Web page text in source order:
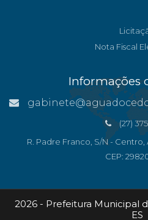
Nota Fiscal
Informações
(27)
R. Padre Franco, S/N -
CEP:
2026 - Prefeitura Municipal
ES